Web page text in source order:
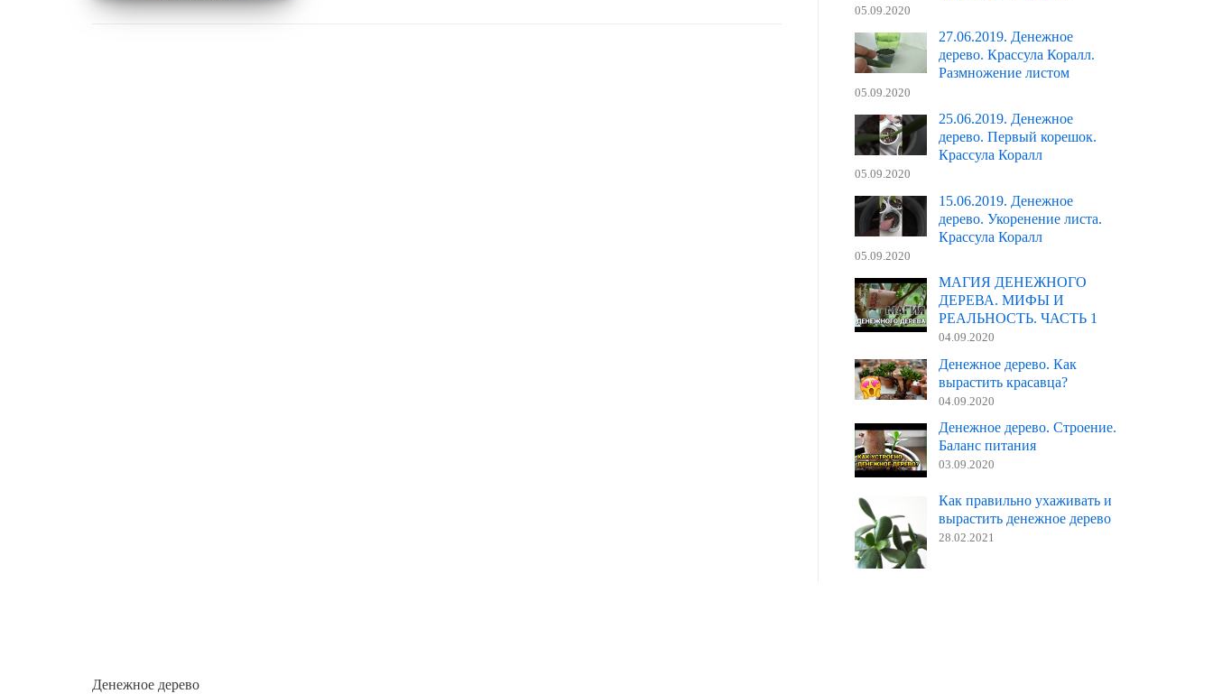
05.09.2020
27.06.2019. Денежное
дерево. Крассула Коралл.
Размножение листом
05.09.2020
25.06.2019. Денежное
дерево. Первый корешок.
Крассула Коралл
05.09.2020
15.06.2019. Денежное
дерево. Укоренение листа.
Крассула Коралл
05.09.2020
МАГИЯ ДЕНЕЖНОГО
ДЕРЕВА. МИФЫ И
РЕАЛЬНОСТЬ. ЧАСТЬ 1
04.09.2020
Денежное дерево. Как
вырастить красавца?
04.09.2020
Денежное дерево. Строение.
Баланс питания
03.09.2020
Как правильно ухаживать и
вырастить денежное дерево
28.02.2021
Денежное дерево